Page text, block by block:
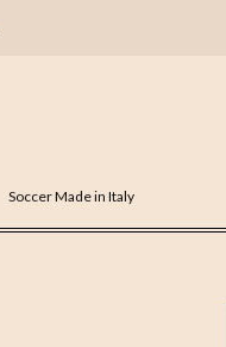
Soccer Made in Italy